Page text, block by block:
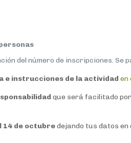
del número de inscripciones. Se
e instrucciones de la actividad en
que será facilitado
14 de octubredejando tus datos